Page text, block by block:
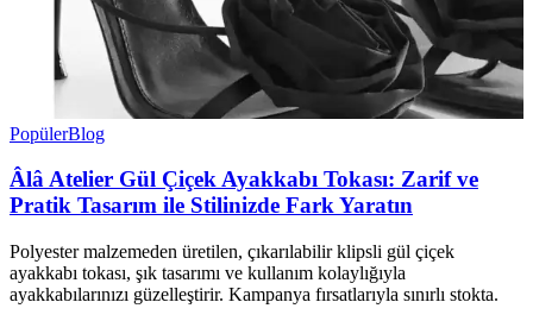
PopülerBlog
Âlâ Atelier Gül Çiçek Ayakkabı Tokası: Zarif ve
Pratik Tasarım ile Stilinizde Fark Yaratın
Polyester malzemeden üretilen, çıkarılabilir klipsli gül çiçek
ayakkabı tokası, şık tasarımı ve kullanım kolaylığıyla
ayakkabılarınızı güzelleştirir. Kampanya fırsatlarıyla sınırlı stokta.